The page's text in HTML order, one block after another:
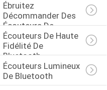
Ébruitez
Décommander Des
Écouteurs De
Bluetooth
Écouteurs De Haute
Fidélité De
Bluetooth
Écouteurs Lumineux
De Bluetooth